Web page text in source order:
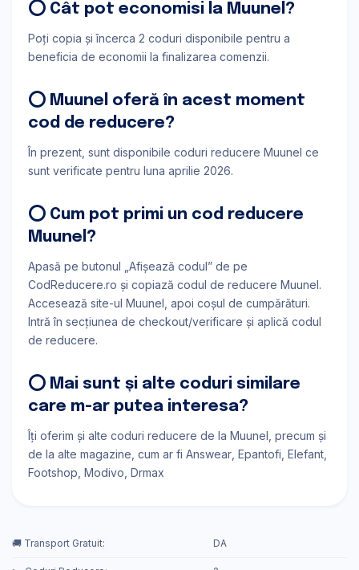
⭕ Cât pot economisi la Muunel?
Poți copia și încerca 2 coduri disponibile pentru a
beneficia de economii la finalizarea comenzii.
⭕ Muunel oferă în acest moment
cod de reducere?
În prezent, sunt disponibile coduri reducere Muunel ce
sunt verificate pentru luna aprilie 2026.
⭕ Cum pot primi un cod reducere
Muunel?
Apasă pe butonul „Afișează codul” de pe
CodReducere.ro și copiază codul de reducere Muunel.
Accesează site-ul Muunel, apoi coșul de cumpărături.
Intră în secțiunea de checkout/verificare și aplică codul
de reducere.
⭕ Mai sunt și alte coduri similare
care m-ar putea interesa?
Îți oferim și alte coduri reducere de la Muunel, precum și
de la alte magazine, cum ar fi Answear Epantofi Elefant
Footshop Modivo Drmax
🚚 Transport Gratuit: DA